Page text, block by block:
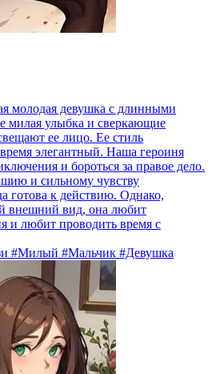
молодая девушка с длинными
милая улыбка и сверкающие
ее лицо. Ее стиль
элегантный. Наша героиня
и бороться за правое дело.
и сильному чувству
готова к действию. Однако,
внешний вид, она любит
и любит проводить время с
#Милый #Мальчик #Девушка